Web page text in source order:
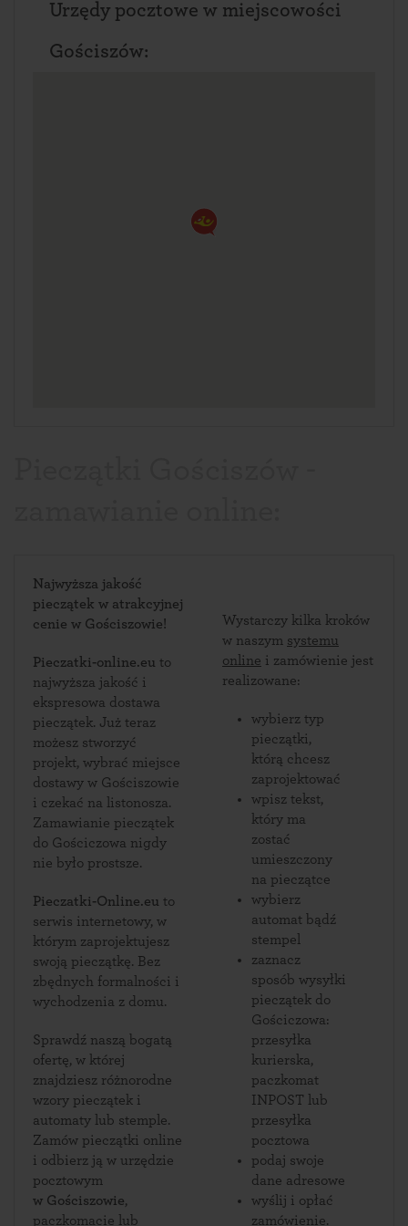
Urzędy pocztowe w miejscowości
Gościszów:
Najwyższa jakość
pieczątek w atrakcyjnej
cenie w Gościszowie!
Pieczatki-online.eu to
najwyższa jakość i
ekspresowa dostawa
pieczątek. Już teraz
możesz stworzyć
projekt, wybrać miejsce
dostawy w Gościszowie
i czekać na listonosza.
Zamawianie pieczątek
do Gościczowa nigdy
nie było prostsze.
Pieczatki-Online.eu
serwis internetowy, w
którym zaprojektujesz
swoją pieczątkę. Bez
zbędnych formalności i
wychodzenia z domu.
Sprawdź naszą bogatą
ofertę, w której
znajdziesz różnorodne
wzory pieczątek i
automaty lub stemple.
Zamów pieczątki online
i odbierz ją w urzędzie
pocztowym
w Gościszowie,
paczkomacie lub
Wystarczy kilka kroków
w naszym systemu
online i zamówienie jest
realizowane:
wybierz typ
pieczątki,
którą chcesz
zaprojektować
wpisz tekst,
który ma
zostać
umieszczony
na pieczątce
wybierz
automat bądź
stempel
zaznacz
sposób wysyłki
pieczątek do
Gościczowa:
przesyłka
kurierska,
paczkomat
INPOST lub
przesyłka
pocztowa
podaj swoje
dane adresowe
wyślij i opłać
zamówienie.